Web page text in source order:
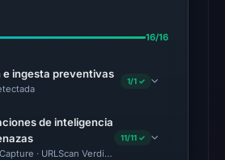
02:20
UTC.
The
latest
16/16
e ingesta preventivas
1/1 ✓
de inteligencia
· URLScan Verdict · Cloudflare Radar
11/11 ✓